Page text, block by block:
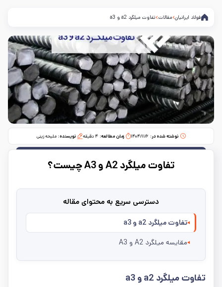
فولاد ایرانیان مقالات تفاوت میلگرد a2 و a3
نوشته شده در: ۱۴۰۴/۱۱/۶ زمان مطالعه:‌ ۴ دقیقه نویسنده: ملیحه زینی
تفاوت میلگرد A2 و A3 چیست؟
دسترسی سریع به محتوای مقاله
تفاوت میلگرد a2 و a3
مقایسه میلگرد A2 و A3
تفاوت میلگرد a2 و a3